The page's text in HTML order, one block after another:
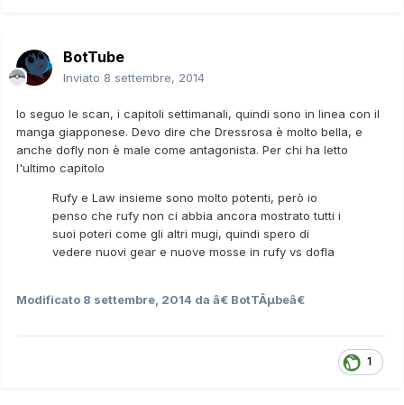
BotTube
Inviato 8 settembre, 2014
Io seguo le scan, i capitoli settimanali, quindi sono in linea con il
manga giapponese. Devo dire che Dressrosa è molto bella, e
anche dofly non è male come antagonista. Per chi ha letto
l'ultimo capitolo
Rufy e Law insieme sono molto potenti, però io
penso che rufy non ci abbia ancora mostrato tutti i
suoi poteri come gli altri mugi, quindi spero di
vedere nuovi gear e nuove mosse in rufy vs dofla
Modificato 8 settembre, 2014 da â€ BotTÂµbeâ€
1